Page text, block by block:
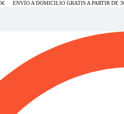
ENVÍO A DOMICILIO GRATIS A PARTIR DE 30€